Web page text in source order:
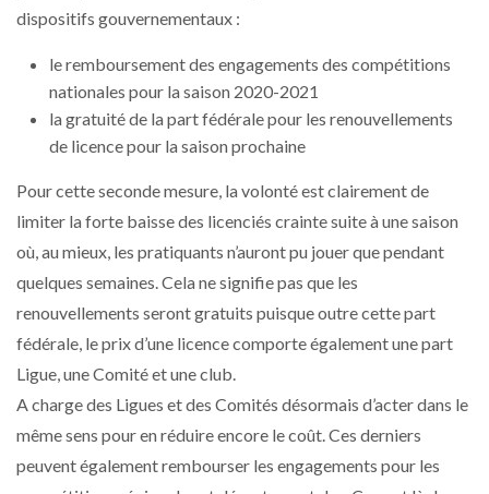
dispositifs gouvernementaux :
le remboursement des engagements des compétitions
nationales pour la saison 2020-2021
la gratuité de la part fédérale pour les renouvellements
de licence pour la saison prochaine
Pour cette seconde mesure, la volonté est clairement de
limiter la forte baisse des licenciés crainte suite à une saison
où, au mieux, les pratiquants n’auront pu jouer que pendant
quelques semaines. Cela ne signifie pas que les
renouvellements seront gratuits puisque outre cette part
fédérale, le prix d’une licence comporte également une part
Ligue, une Comité et une club.
A charge des Ligues et des Comités désormais d’acter dans le
même sens pour en réduire encore le coût. Ces derniers
peuvent également rembourser les engagements pour les